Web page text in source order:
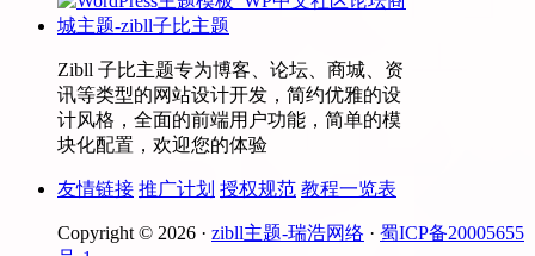
Zibll 子比主题专为博客、论坛、商城、资
讯等类型的网站设计开发，简约优雅的设
计风格，全面的前端用户功能，简单的模
块化配置，欢迎您的体验
友情链接 推广计划 授权规范 教程一览表
Copyright © 2026 · zibll主题-瑞浩网络 · 蜀ICP备20005655